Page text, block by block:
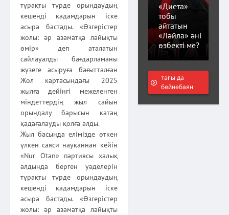
тұрақты түрде орындаудың
кешенді қадамдарын іске
асыра бастады. «Өзгерістер
жолы: әр азаматқа лайықты
өмір» деп аталатын
сайлауалды бағдарламаны
жүзеге асыруға бағытталған
Жол картасындағы 2025
жылға дейінгі межеленген
міндеттердің жыл сайын
орындалу барысын қатаң
қадағалауды қолға алды.
Жыл басында елімізде өткен
үлкен саяси науқаннан кейін
«Nur Otan» партиясы халық
алдында берген уәделерін
тұрақты түрде орындаудың
кешенді қадамдарын іске
асыра бастады. «Өзгерістер
жолы: әр азаматқа лайықты
«Диета»
тобы
айтатын
«Ләйла» әні
өзбекті ме?
тағы да
бейнебаян